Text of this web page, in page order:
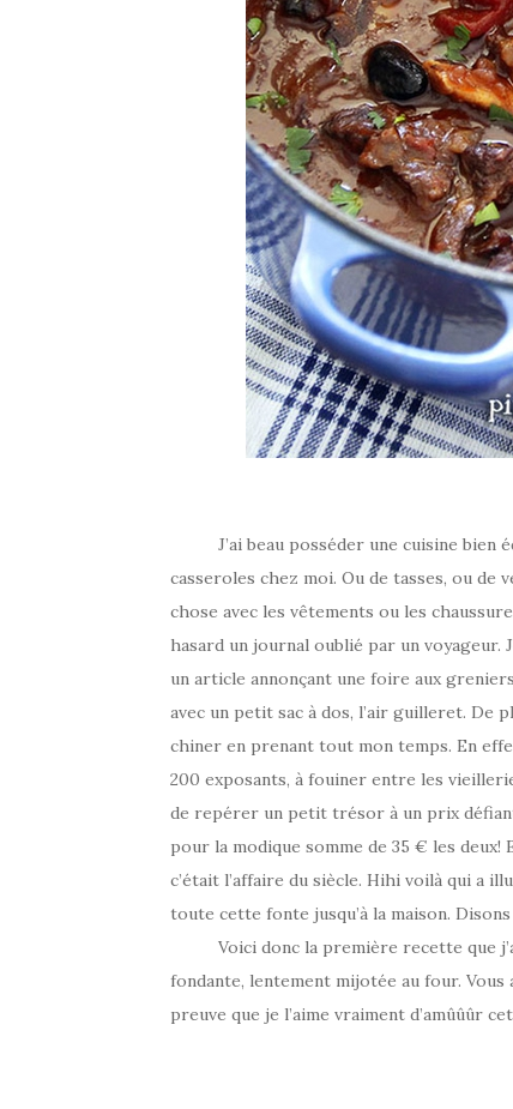
J’ai beau posséder une cuisine bien
casseroles chez moi. Ou de tasses, ou de
chose avec les vêtements ou les
hasard un journal oublié par un
un article annonçant une foire aux
avec un petit sac à dos, l’air guilleret. De
chiner en prenant tout mon temps. En
200 exposants, à fouiner entre les
de repérer un petit trésor à un prix
pour la modique somme de 35 € les
c’était l’affaire du siècle. Hihi voilà qui a
toute cette fonte jusqu’à la maison.
Voici donc la première recette que j’ai
fondante, lentement mijotée au four. Vous
preuve que je l’aime vraiment d’amûûûr